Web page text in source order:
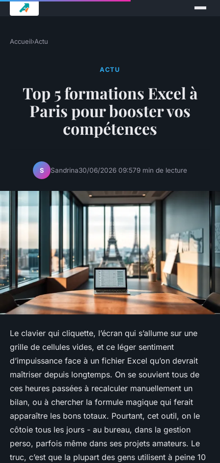
Accueil›Actu
ACTU
Top 5 formations Excel à
Paris pour booster vos
compétences
S Sandrina30/06/2026 09:579 min de lecture
Le clavier qui cliquette, l’écran qui s’allume sur une
grille de cellules vides, et ce léger sentiment
d’impuissance face à un fichier Excel qu’on devrait
maîtriser depuis longtemps. On se souvient tous de
ces heures passées à recalculer manuellement un
bilan, ou à chercher la formule magique qui ferait
apparaître les bons totaux. Pourtant, cet outil, on le
côtoie tous les jours - au bureau, dans la gestion
perso, parfois même dans ses projets amateurs. Le
truc, c’est que la plupart des gens utilisent à peine 10